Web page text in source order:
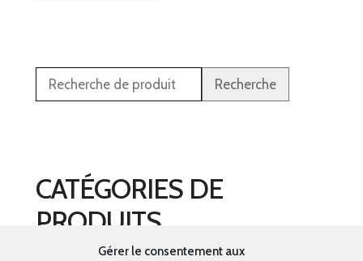
Gérer le consentement aux
Recherche
CATÉGORIES DE
PRODUITS